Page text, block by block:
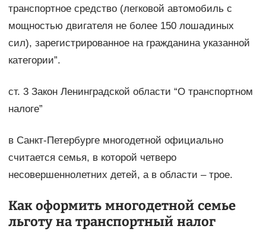
транспортное средство (легковой автомобиль с
мощностью двигателя не более 150 лошадиных
сил), зарегистрированное на гражданина указанной
категории”.
ст. 3 Закон Ленинградской области “О транспортном
налоге”
в Санкт-Петербурге многодетной официально
считается семья, в которой четверо
несовершеннолетних детей, а в области – трое.
Как оформить многодетной семье
льготу на транспортный налог